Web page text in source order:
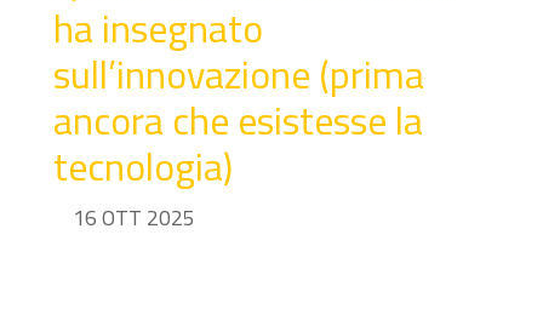
ha insegnato
sull’innovazione (prima
ancora che esistesse la
tecnologia)
16 OTT 2025